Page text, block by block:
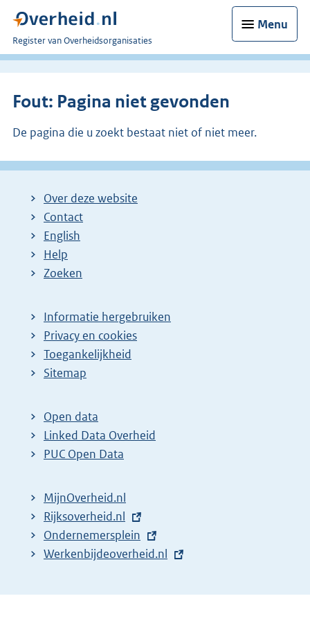
Menu
U
bent
Register van Overheidsorganisaties
Fout: Pagina niet gevonden
De pagina die u zoekt bestaat niet of niet meer.
Over deze website
Contact
English
Help
Zoeken
Informatie hergebruiken
Privacy en cookies
Toegankelijkheid
Sitemap
Open data
Linked Data Overheid
PUC Open Data
MijnOverheid.nl
E
x
t
r
Rijksoverheid.nl
E
x
e
Ondernemersplein
E
t
Werkenbijdeoverheid.nl